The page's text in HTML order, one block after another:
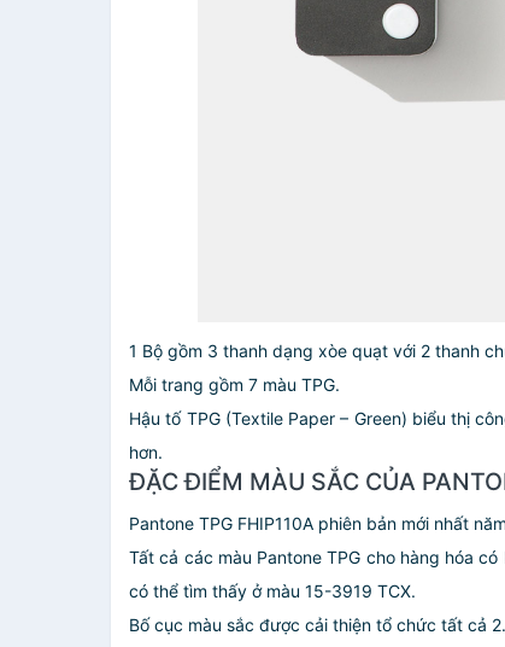
1 Bộ gồm 3 thanh dạng xòe quạt với 2 thanh
Mỗi trang gồm 7 màu TPG.
Hậu tố TPG (Textile Paper – Green) biểu thị
hơn.
ĐẶC ĐIỂM MÀU SẮC CỦA
Pantone TPG FHIP110A phiên bản mới nhất
Tất cả các màu Pantone TPG cho hàng hóa
có thể tìm thấy ở màu 15-3919 TCX.
Bố cục màu sắc được cải thiện tổ chức tất cả